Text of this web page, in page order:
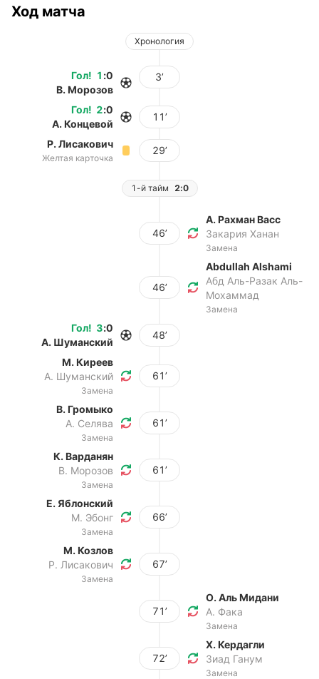
Ход матча
Хронология
Гол! 1 :0
В. Морозов
3’
Гол! 2:0
А. Концевой
11’
Р. Лисакович
Желтая карточка
29’
1-й тайм 2:0
46’
А. Рахман Васс
Закария Ханан
Замена
46’
Abdullah Alshami
Абд Аль-Разак Аль-
Мохаммад
Замена
Гол! 3:0
А. Шуманский
48’
М. Киреев
А. Шуманский
Замена
61’
В. Громыко
А. Селява
Замена
61’
К. Варданян
В. Морозов
Замена
61’
Е. Яблонский
М. Эбонг
Замена
66’
М. Козлов
Р. Лисакович
Замена
67’
71’
О. Аль Мидани
А. Фака
Замена
72’
Х. Кердагли
Зиад Ганум
Замена